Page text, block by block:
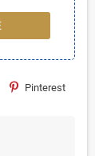
Pinterest